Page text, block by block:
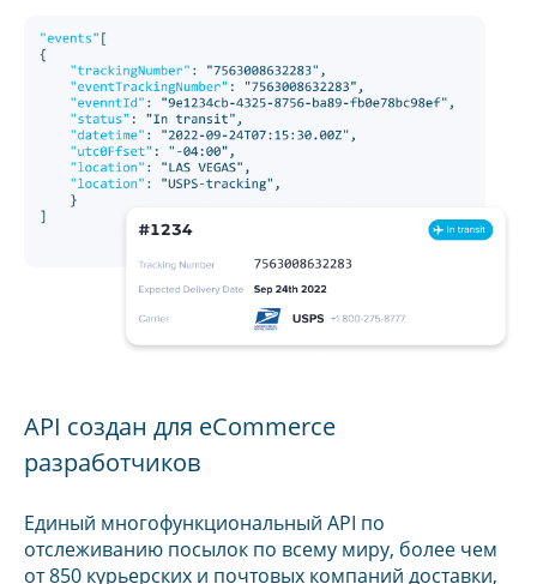
API создан для eCommerce
разработчиков
Единый многофункциональный API по
отслеживанию посылок по всему миру, более чем
от 850 курьерских и почтовых компаний доставки,